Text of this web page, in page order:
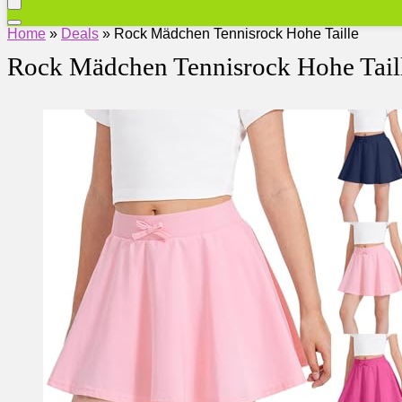
Home » Deals » Rock Mädchen Tennisrock Hohe Taille
Rock Mädchen Tennisrock Hohe